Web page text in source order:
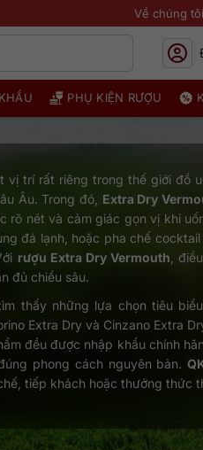
Về chúng tôi
PHỤ KIỆN RƯỢU
vị trí rất riêng trong thế giới đồ
Âu. Trong đó, Extra Dry
rõ nét và cảm giác gọn vị khi
đá lạnh, hoặc pha chế
rượu Extra Dry Vermouth ,
đủ chiều sâu.
thấy những lựa chọn tiêu
Extra Dry và Cinzano Extra
đều được nhập khẩu chính
phong cách nguyên bản.
tiếp khách hoặc thưởng thức